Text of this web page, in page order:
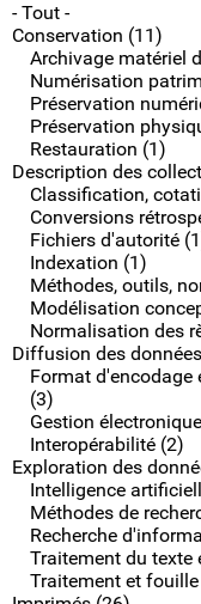
- Tout -
Conservation (11)
Archivage matériel
Numérisation
Préservation
Préservation
Restauration (1)
Description des
Classification,
Conversions
Fichiers d'autorité
Indexation (1)
Méthodes, outils,
Modélisation
Normalisation des
Diffusion des
Format d'encodage
(3)
Gestion
Interopérabilité (2)
Exploration des
Intelligence
Méthodes de
Recherche
Traitement du texte
Traitement et